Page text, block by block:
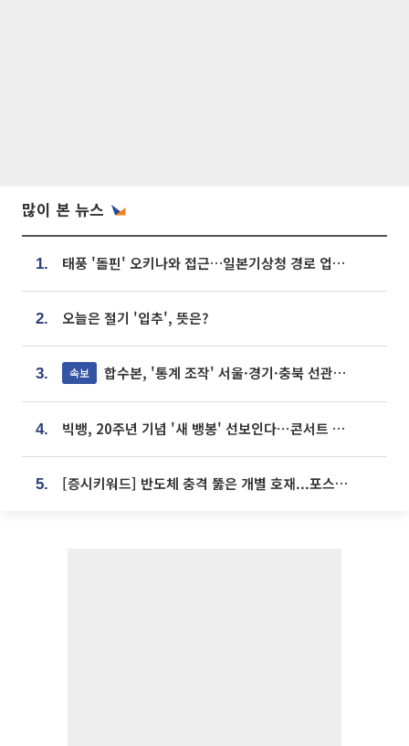
많이 본 뉴스
1. 태풍 '돌핀' 오키나와 접근…일본기상청 경로 업데이트
2. 오늘은 절기 '입추', 뜻은?
3. 속보 합수본, '통계 조작' 서울·경기·충북 선관위 등 추가 압수수색
4. 빅뱅, 20주년 기념 '새 뱅봉' 선보인다⋯콘서트 앞두고 팝업 개최
5. [증시키워드] 반도체 충격 뚫은 개별 호재...포스코퓨처엠·에코프로·한화솔루션 '눈길'